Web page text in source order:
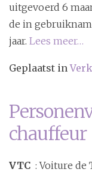
uitgevoerd 6
de in
jaar. Lees meer…
Geplaatst in
chauffeur
VTC : Voiture de